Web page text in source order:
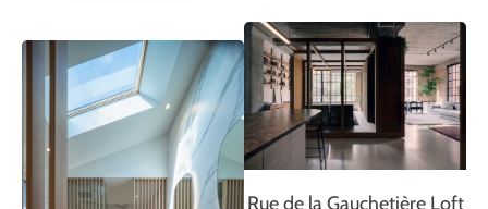
Rue de la Gauchetière Loft